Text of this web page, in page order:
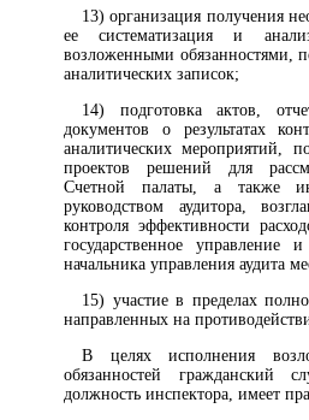
13) организация получения
ее систематизация и
возложенными обязанностями,
аналитических записок;
14) подготовка актов,
документов о результатах
аналитических мероприятий,
проектов решений для
Счетной палаты, а также
руководством аудитора,
контроля эффективности
государственное
начальника управления аудита
15) участие в пределах
направленных на
В целях исполнения
обязанностей гражданский
должность инспектора, имеет